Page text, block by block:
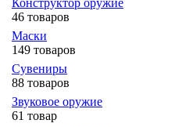
Конструктор оружие
46 товаров
Маски
149 товаров
Сувениры
88 товаров
Звуковое оружие
61 товар